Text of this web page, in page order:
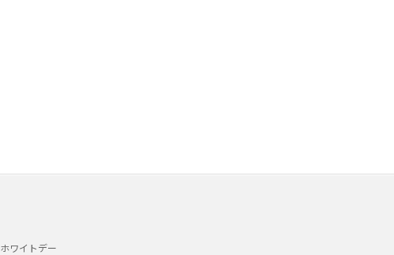
ホワイトデー